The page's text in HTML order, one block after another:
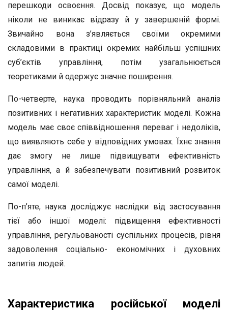
перешкоди освоєння. Досвід показує, що модель
ніколи не виникає відразу й у завершеній формі.
Звичайно вона з’являється своїми окремими
складовими в практиці окремих найбільш успішних
суб’єктів управління, потім узагальнюється
теоретиками й одержує значне поширення.
По-четверте, наука проводить порівняльний аналіз
позитивних і негативних характеристик моделі. Кожна
модель має своє співвідношення переваг і недоліків,
що виявляють себе у відповідних умовах. Їхнє знання
дає змогу не лише підвищувати ефективність
управління, а й забезпечувати позитивний розвиток
самої моделі.
По-п’яте, наука досліджує наслідки від застосування
тієї або іншої моделі: підвищення ефективності
управління, регульованості суспільних процесів, рівня
задоволення соціально- економічних і духовних
запитів людей.
Характеристика російської моделі